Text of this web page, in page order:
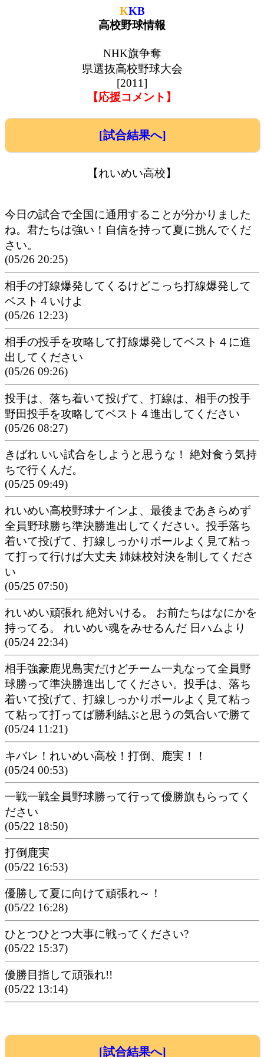
KKB
高校野球情報
NHK旗争奪
県選抜高校野球大会
[2011]
【応援コメント】
[試合結果へ]
【れいめい高校】
今日の試合で全国に通用することが分かりました
ね。君たちは強い！自信を持って夏に挑んでくだ
さい。
(05/26 20:25)
相手の打線爆発してくるけどこっち打線爆発して
ベスト４いけよ
(05/26 12:23)
相手の投手を攻略して打線爆発してベスト４に進
出してください
(05/26 09:26)
投手は、落ち着いて投げて、打線は、相手の投手
野田投手を攻略してベスト４進出してください
(05/26 08:27)
きばれ いい試合をしようと思うな！ 絶対食う気持
ちで行くんだ。
(05/25 09:49)
れいめい高校野球ナインよ、最後まであきらめず
全員野球勝ち準決勝進出してください。投手落ち
着いて投げて、打線しっかりボールよく見て粘っ
て打って行けば大丈夫 姉妹校対決を制してくださ
い
(05/25 07:50)
れいめい頑張れ 絶対いける。 お前たちはなにかを
持ってる。 れいめい魂をみせるんだ 日ハムより
(05/24 22:34)
相手強豪鹿児島実だけどチーム一丸なって全員野
球勝って準決勝進出してください。投手は、落ち
着いて投げて、打線しっかりボールよく見て粘っ
て粘って打ってば勝利結ぶと思うの気合いで勝て
(05/24 11:21)
キバレ！れいめい高校！打倒、鹿実！！
(05/24 00:53)
一戦一戦全員野球勝って行って優勝旗もらってく
ださい
(05/22 18:50)
打倒鹿実
(05/22 16:53)
優勝して夏に向けて頑張れ～！
(05/22 16:28)
ひとつひとつ大事に戦ってください?
(05/22 15:37)
優勝目指して頑張れ!!
(05/22 13:14)
[試合結果へ]